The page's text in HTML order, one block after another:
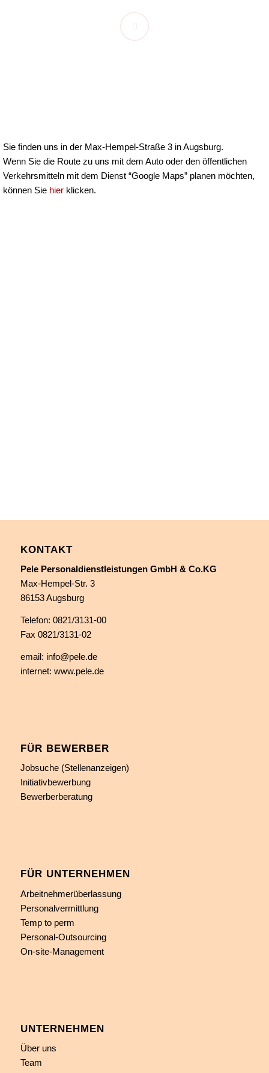
Sie finden uns in der Max-Hempel-Straße 3 in Augsburg.
Wenn Sie die Route zu uns mit dem Auto oder den öffentlichen
Verkehrsmitteln mit dem Dienst “Google Maps” planen möchten,
können Sie hier klicken.
KONTAKT
Pele Personaldienstleistungen GmbH & Co.KG
Max-Hempel-Str. 3
86153 Augsburg
Telefon: 0821/3131-00
Fax 0821/3131-02
email: info@pele.de
internet: www.pele.de
FÜR BEWERBER
Jobsuche (Stellenanzeigen)
Initiativbewerbung
Bewerberberatung
FÜR UNTERNEHMEN
Arbeitnehmerüberlassung
Personalvermittlung
Temp to perm
Personal-Outsourcing
On-site-Management
UNTERNEHMEN
Über uns
Team